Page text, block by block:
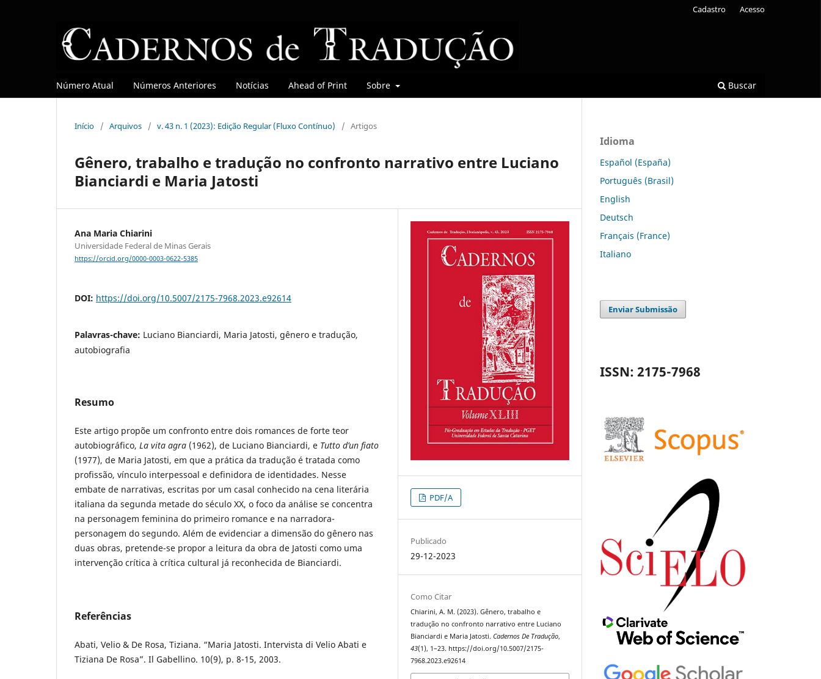
Número Atual Números Anteriores Notícias Ahead of Print Sobre Buscar
Cadastro Acesso
Início / Arquivos / v. 43 n. 1 (2023): Edição Regular (Fluxo Contínuo) / Artigos
Gênero, trabalho e tradução no confronto narrativo entre Luciano
Bianciardi e Maria Jatosti
Ana Maria Chiarini
Universidade Federal de Minas Gerais
https://orcid.org/0000-0003-0622-5385
DOI: https://doi.org/10.5007/2175-7968.2023.e92614
Palavras-chave: Luciano Bianciardi, Maria Jatosti, gênero e tradução,
autobiografia
Resumo
Este artigo propõe um confronto entre dois romances de forte teor
autobiográfico, La vita agra (1962), de Luciano Bianciardi, e Tutto d’un fiato
(1977), de Maria Jatosti, em que a prática da tradução é tratada como
profissão, vínculo interpessoal e definidora de identidades. Nesse
embate de narrativas, escritas por um casal conhecido na cena literária
italiana da segunda metade do século XX, o foco da análise se concentra
na personagem feminina do primeiro romance e na narradora-
personagem do segundo. Além de evidenciar a dimensão do gênero nas
duas obras, pretende-se propor a leitura da obra de Jatosti como uma
intervenção crítica à crítica cultural já reconhecida de Bianciardi.
Referências
Abati, Velio & De Rosa, Tiziana. “Maria Jatosti. Intervista di Velio Abati e
Tiziana De Rosa”. Il Gabellino. 10(9), p. 8-15, 2003.
PDF/A
Publicado
29-12-2023
Como Citar
Chiarini, A. M. (2023). Gênero, trabalho e
tradução no confronto narrativo entre Luciano
Bianciardi e Maria Jatosti.Cadernos De Tradução,
43(1), 1–23. https://doi.org/10.5007/2175-
7968.2023.e92614
Idioma
Español (España)
Português (Brasil)
English
Deutsch
Français (France)
Italiano
Enviar Submissão
ISSN: 2175-7968